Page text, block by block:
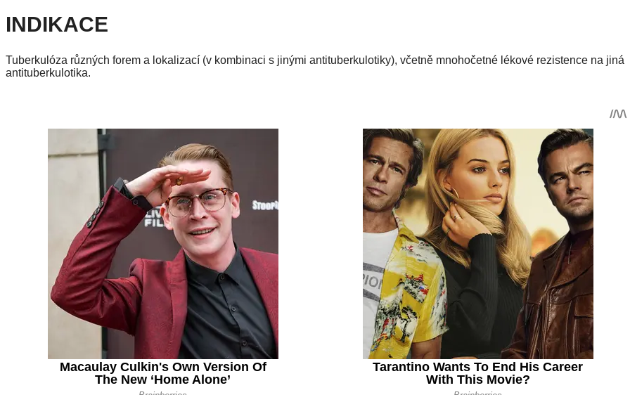
INDIKACE
Tuberkulóza různých forem a lokalizací (v kombinaci s jinými antituberkulotiky), včetně mnohočetné lékové rezistence na jiná
antituberkulotika.